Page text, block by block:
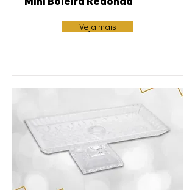
Veja mais